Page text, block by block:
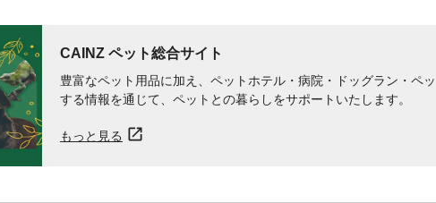
CAINZ ペット総合サイト
豊富なペット用品に加え、ペットホテル・病院・ドッグラン・ペ
する情報を通じて、ペットとの暮らしをサポートいたします。
もっと見る